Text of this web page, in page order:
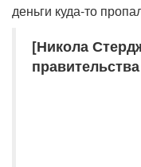
деньги куда-то
[Никола